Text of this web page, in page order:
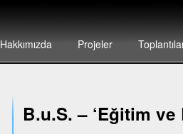
Hakkımızda Projeler
B.u.S. – ‘Eğitim ve